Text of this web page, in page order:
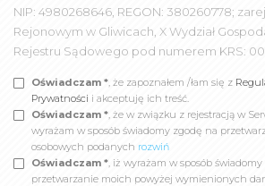
NIP: 4980268646, REGON: 380260778;
Rejonowym w Gliwicach, X Wydział
Rejestru Sądowego pod numerem KRS:
Oświadczam * , że zapoznałem /łam się z
Prywatności i akceptuję ich treść.
Oświadczam * , że w związku z rejestracją w
wyrażam w sposób świadomy zgodę na
osobowych podanych rozwiń
Oświadczam * , iż wyrażam w sposób
przetwarzanie moich powyżej wymienionych